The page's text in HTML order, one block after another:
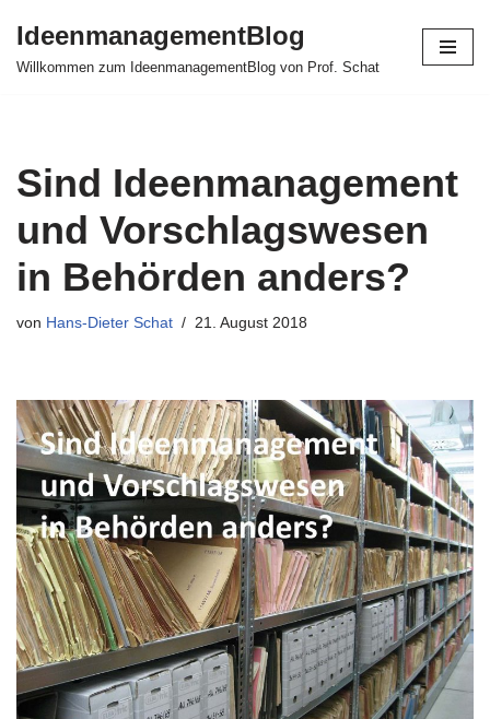
Zum
IdeenmanagementBlog
Willkommen zum IdeenmanagementBlog von Prof. Schat
Sind Ideenmanagement
und Vorschlagswesen
in Behörden anders?
von Hans-Dieter Schat 21. August 2018